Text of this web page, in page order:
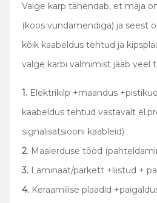
Valge karp tähendab, et maja
(koos vundamendiga) ja seest
kõik kaabeldus tehtud ja
valge karbi valmimist jääb veel
1. Elektrikilp +maandus
kaabeldus tehtud vastavalt
signalisatsiooni kaableid)
2. Maalerduse tööd
3. Laminaat/parkett +liistud +
4. Keraamilise plaadid